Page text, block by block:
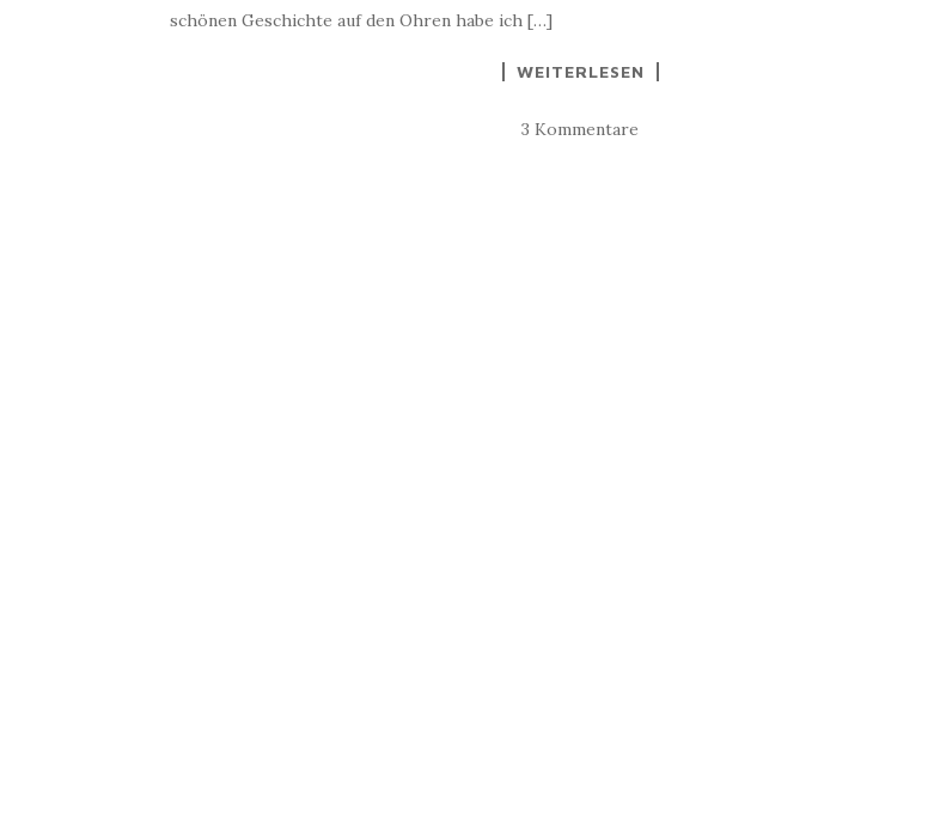
schönen Geschichte auf den Ohren habe ich […]
WEITERLESEN
3 Kommentare